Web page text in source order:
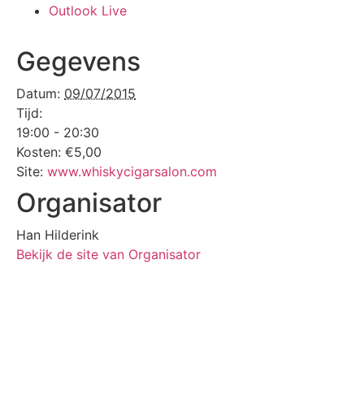
Outlook Live
Gegevens
Datum: 09/07/2015
Tijd:
19:00 - 20:30
Kosten: €5,00
Site: www.whiskycigarsalon.com
Organisator
Han Hilderink
Bekijk de site van Organisator